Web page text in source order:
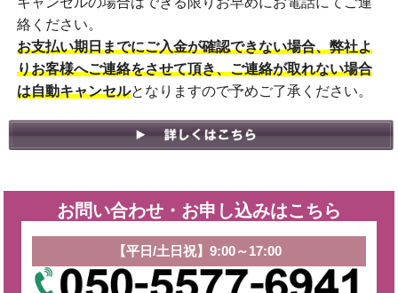
絡ください。
お支払い期日までにご入金が確認できない場合、弊社よ
りお客様へご連絡をさせて頂き、ご連絡が取れない場合
は自動キャンセルとなりますので予めご了承ください。
お問い合わせ・お申し込みはこちら
【平日/土日祝】9:00～17:00